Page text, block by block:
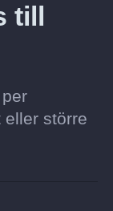
till
större